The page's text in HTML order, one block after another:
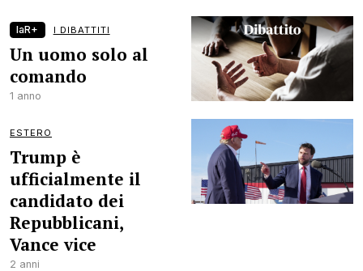
laR+ I DIBATTITI
Un uomo solo al
comando
1 anno
ESTERO
Trump è
ufficialmente il
candidato dei
Repubblicani,
Vance vice
2 anni